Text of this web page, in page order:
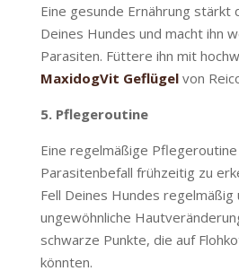
Eine gesunde Ernährung stärkt
Deines Hundes und macht ihn
Parasiten. Füttere ihn mit
MaxidogVit Geflügelvon
5. Pflegeroutine
Eine regelmäßige
Parasitenbefall frühzeitig zu
Fell Deines Hundes regelmäßig
ungewöhnliche
schwarze Punkte, die auf
könnten.